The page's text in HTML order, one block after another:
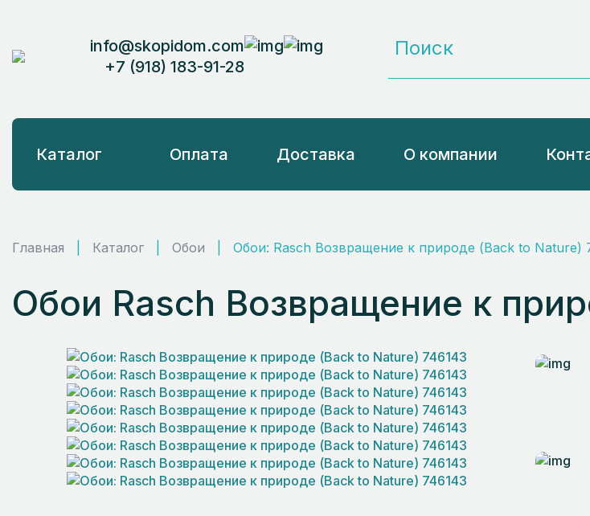
info@skopidom.com
+7 (918) 183-91-28
Каталог Оплата Доставка О компании
Главная Каталог Обои Обои: Rasch Возвращение к природе (Back to Nature)
Обои Rasch Возвращение к